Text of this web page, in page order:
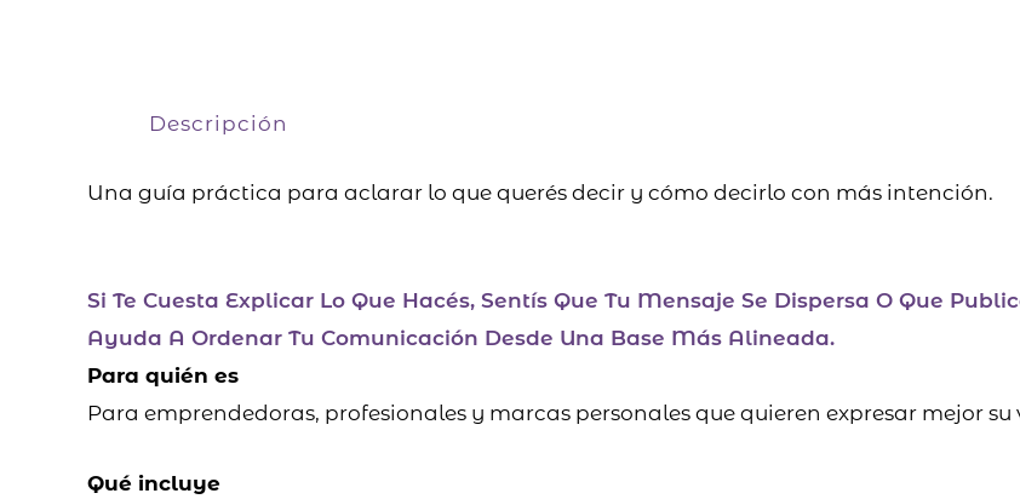
Descripción
Una guía práctica para aclarar lo que querés decir y cómo decirlo con más intención.
Si Te Cuesta Explicar Lo Que Hacés, Sentís Que Tu Mensaje Se Dispersa O Que
Ayuda A Ordenar Tu Comunicación Desde Una Base Más Alineada.
Para quién es
Para emprendedoras, profesionales y marcas personales que quieren expresar mejor
Qué incluye